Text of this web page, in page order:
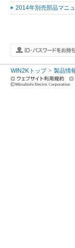
2014年別売部品マニ
WIN2Kトップ 製品情